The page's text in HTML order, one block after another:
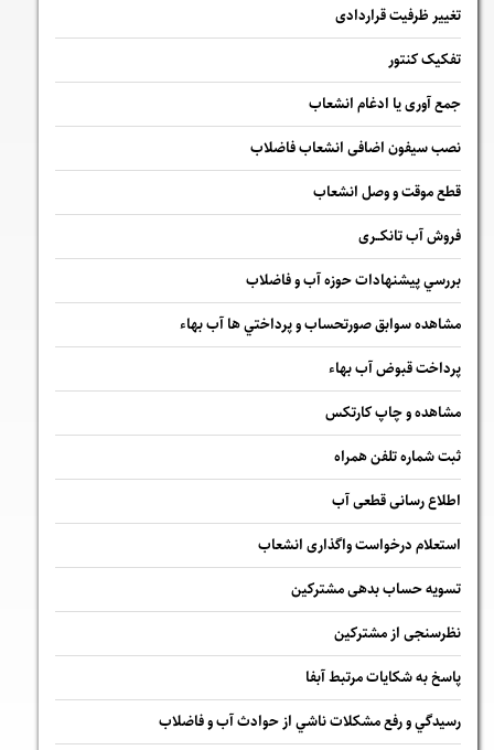
تغییر ظرفیت قراردادی
تفکیک کنتور
جمع آوری یا ادغام انشعاب
نصب سیفون اضافی انشعاب فاضلاب
قطع موقت و وصل انشعاب
فروش آب تانکــری
بررسي پيشنهادات حوزه آب و فاضلاب
مشاهده سوابق صورتحساب و پرداختي ها آب بهاء
پرداخت قبوض آب بهاء
مشاهده و چاپ کارتکس
ثبت شماره تلفن همراه
اطلاع رسانی قطعی آب
استعلام درخواست واگذاری انشعاب
تسویه حساب بدهی مشترکین
نظرسنجی از مشترکین
پاسخ به شكايات مرتبط آبفا
رسيدگي و رفع مشكلات ناشي از حوادث آب و فاضلاب